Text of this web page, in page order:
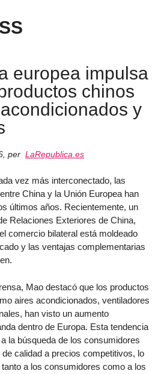
europea impulsa
chinos
y
per LaRepublica.es
vez más interconectado, las
China y la Unión Europea han
últimos años. Recientemente, un
Relaciones Exteriores de China,
comercio bilateral está moldeado
y las ventajas complementarias
Mao destacó que los productos
aires acondicionados, ventiladores
han visto un aumento
dentro de Europa. Esta tendencia
la búsqueda de los consumidores
calidad a precios competitivos, lo
a los consumidores como a los